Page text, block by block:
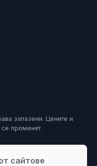
запазени. Цените и
се променят.
сайтове